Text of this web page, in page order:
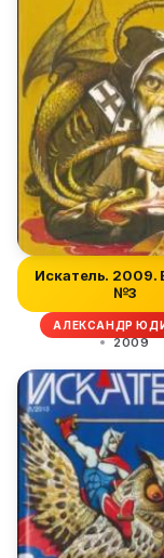
Искатель. 2009.
№3
АЛЕКСАНДР
2009